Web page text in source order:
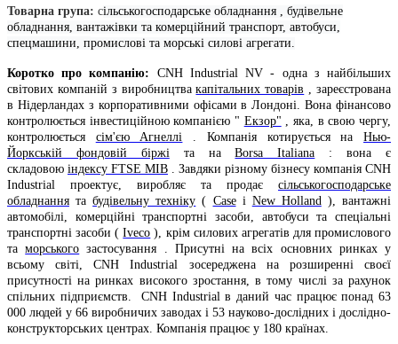
Товарна група: cільськогосподарське обладнання , будівельне
обладнання, вантажівки та комерційний транспорт, автобуси,
спецмашини, промислові та морські силові агрегати
Коротко про компанію: CNH Industrial NV - одна з найбільших
світових компаній з виробництвакапітальних товарів , зареєстрована
в Нідерландах з корпоративними офісами в Лондоні. Вона фінансово
контролюється інвестиційною компанією " Екзор" , яка, в свою чергу,
контролюється сім'єю Агнеллі . Компанія котирується наНью-
Йоркській фондовій біржі та наBorsa Italiana : вона є
складовою індексу FTSE MIB . Завдяки різному бізнесу компанія CNH
Industrial проектує, виробляє та продає сільськогосподарське
обладнання табудівельну техніку ( Caseі New Holland ), вантажні
автомобілі, комерційні транспортні засоби, автобуси та спеціальні
транспортні засоби (Iveco ), крім силових агрегатів для промислового
таморського застосування . Присутні на всіх основних ринках у
всьому світі, CNH Industrial зосереджена на розширенні своєї
присутності на ринках високого зростання, в тому числі за рахунок
спільних підприємств. CNH Industrial в даний час працює понад 63
000 людей у ​​66 виробничих заводах і 53 науково-дослідних і дослідно-
конструкторських центрах. Компанія працює у 180 країнах.